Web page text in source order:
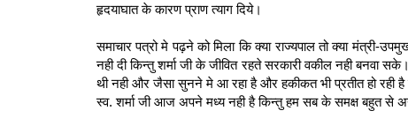
हृदयाघात के कारण प्राण त्‍याग दिये।
समाचार पत्रो मे पढ़ने को मिला कि क्‍या राज्‍यपाल तो क्‍या मंत्री-
नही दी किन्‍तु शर्मा जी के जीवित रहते सरकारी वकील नही बनवा
थी नही और जैसा सुनने मे आ रहा है और हकीकत भी प्रतीत हो रही है
स्‍व. शर्मा जी आज अपने मध्‍य नही है किन्‍तु हम सब के समक्ष बहुत से